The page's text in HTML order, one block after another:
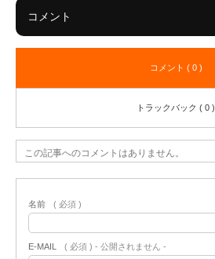
コメント
コメント ( 0 )
トラックバック ( 0 )
この記事へのコメントはありません。
名前 ( 必須 )
E-MAIL ( 必須 ) - 公開されません -